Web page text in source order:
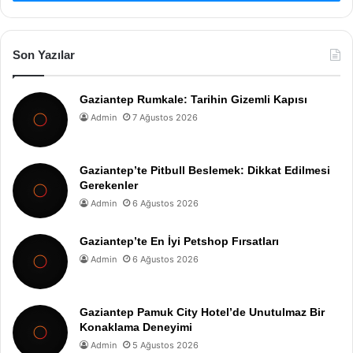
Son Yazılar
Gaziantep Rumkale: Tarihin Gizemli Kapısı
Admin 7 Ağustos 2026
Gaziantep’te Pitbull Beslemek: Dikkat Edilmesi
Gerekenler
Admin 6 Ağustos 2026
Gaziantep’te En İyi Petshop Fırsatları
Admin 6 Ağustos 2026
Gaziantep Pamuk City Hotel’de Unutulmaz Bir
Konaklama Deneyimi
Admin 5 Ağustos 2026